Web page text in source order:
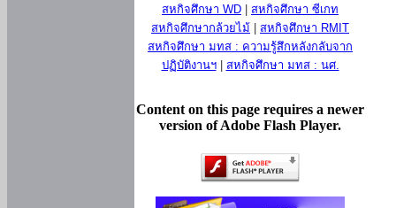
สหกิจศึกษา WD
สหกิจศึกษา ซีเกท
สหกิจศึกษากล้วยไม้
สหกิจศึกษา RMIT
สหกิจศึกษา มทส : ความรู้สึกหลังกลับจาก
ปฏิบัติงานฯ| สหกิจศึกษา มทส : นศ.
Content on this page requires a newer
version of Adobe Flash Player.